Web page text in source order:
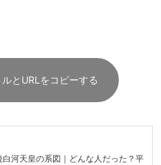
とURLをコピーする
白河天皇の系図｜どんな人だった？平